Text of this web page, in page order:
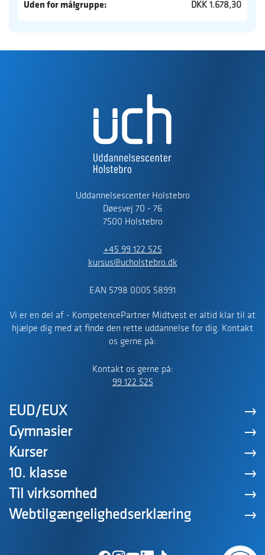
Uden for målgruppe: DKK 1.678,30
Uddannelsescenter Holstebro
Døesvej 70 - 76
7500 Holstebro
+45 99 122 525
kursus@ucholstebro.dk
EAN 5798 0005 58991
Vi er en del af - KompetencePartner Midtvest er altid klar til at
hjælpe dig med at finde den rette uddannelse for dig. Kontakt
os gerne på:
Kontakt os gerne på:
99 122 525
EUD/EUX
Gymnasier
Kurser
10. klasse
Til virksomhed
Webtilgængelighedserklæring